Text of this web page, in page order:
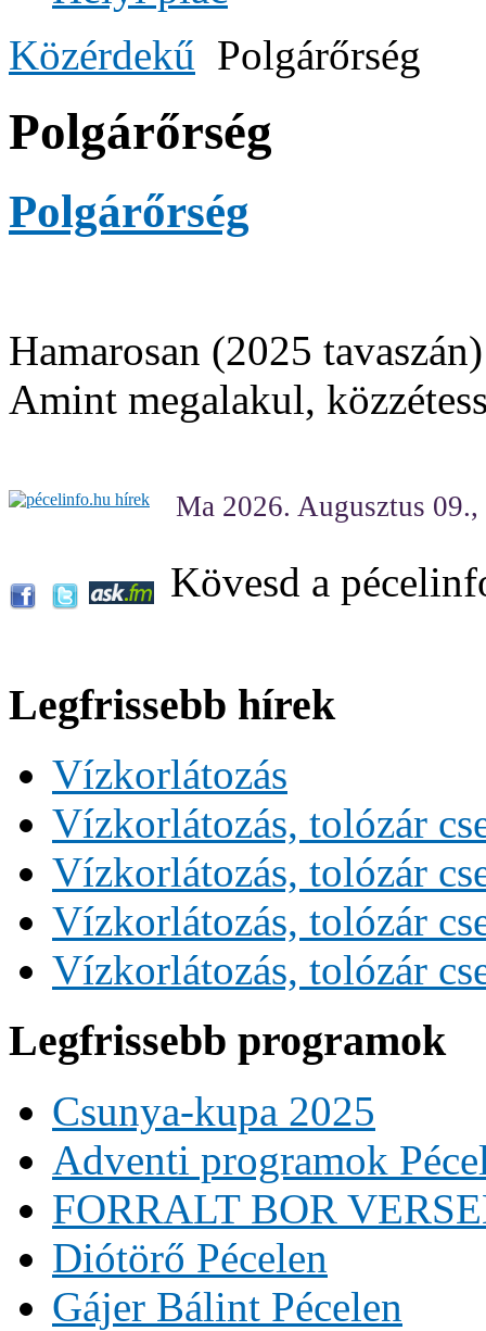
Közérdekű Polgárőrség
Polgárőrség
Polgárőrség
Hamarosan (2025
Amint megalakul,
Ma 2026. Augusztus
Kövesd a
Legfrissebb hírek
Vízkorlátozás
Vízkorlátozás, tolózár
Vízkorlátozás, tolózár
Vízkorlátozás, tolózár
Vízkorlátozás, tolózár
Legfrissebb programok
Csunya-kupa 2025
Adventi programok
FORRALT BOR
Diótörő Pécelen
Gájer Bálint Pécelen